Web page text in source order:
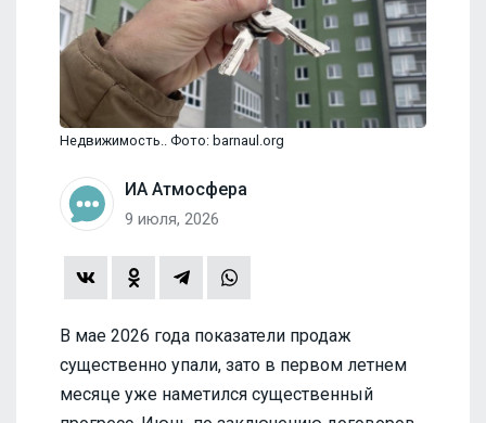
Недвижимость.. Фото: barnaul.org
ИА Атмосфера
9 июля, 2026
В мае 2026 года показатели продаж
существенно упали, зато в первом летнем
месяце уже наметился существенный